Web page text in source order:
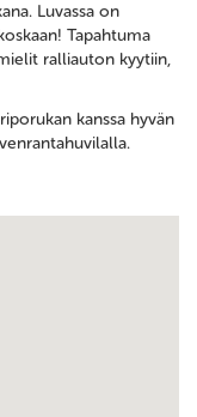
Luvassa on
Tapahtuma
ralliauton kyytiin,
kanssa hyvän